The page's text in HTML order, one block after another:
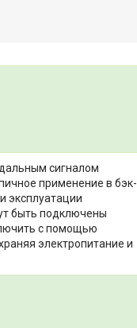
сигналом
применение в бэк-
эксплуатации
быть подключены
с помощью
электропитание и